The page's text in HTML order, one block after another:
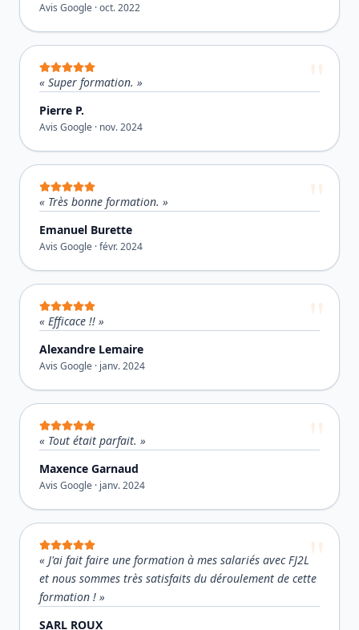
Avis Google ·oct. 2022
« Super formation. »
Pierre P.
Avis Google · nov. 2024
« Très bonne formation. »
Emanuel Burette
Avis Google ·févr. 2024
« Efficace !! »
Alexandre Lemaire
Avis Google · janv. 2024
« Tout était parfait. »
Maxence Garnaud
Avis Google · janv. 2024
« J'ai fait faire une formation à mes salariés avec FJ2L
et nous sommes très satisfaits du déroulement de cette
formation ! »
SARL ROUX